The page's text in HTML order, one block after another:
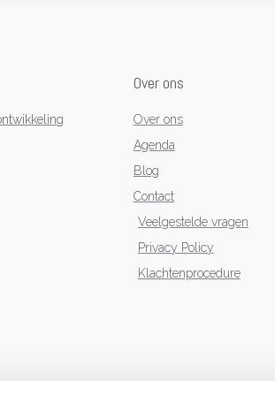
Over ons
Over ons
Agenda
Blog
Contact
Veelgestelde vragen
Privacy Policy
Klachtenprocedure